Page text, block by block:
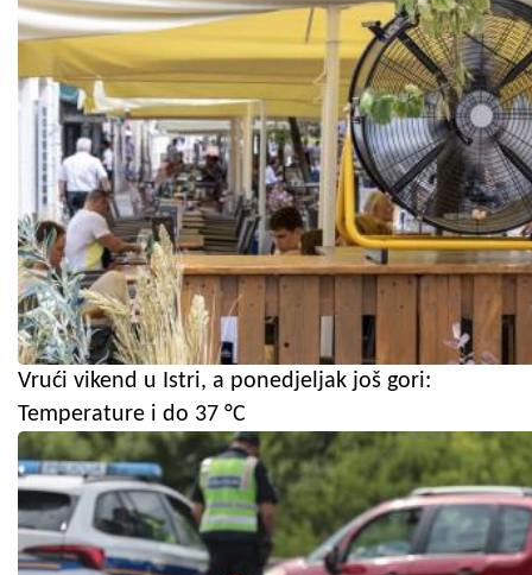
Vrući vikend u Istri, a ponedjeljak još gori:
Temperature i do 37 °C